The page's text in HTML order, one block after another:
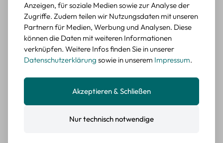
Durchschnittliche Bewertung von 5 von 5 Sternen
Erika G.diesen Monat Verifizierter Kauf
Schöne Motive
Die Sticker passen gut zu meinen Büchern, würde sie
wieder kaufen.
BEWERTETER ARTIKEL
Farbe: F
Durchschnittliche Bewertung von 5 von 5 Sternen
Erika G.diesen Monat Verifizierter Kauf
Anzeigen, für soziale Medien sowie zur Analyse der
Zugriffe. Zudem teilen wir Nutzungsdaten mit unseren
Partnern für Medien, Werbung und Analysen. Diese
können die Daten mit weiteren Informationen
verknüpfen. Weitere Infos finden Sie in unserer
Datenschutzerklärung sowie in unserem Impressum.
Nur technisch notwendige
Akzeptieren & Schließen